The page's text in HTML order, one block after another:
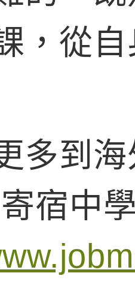
，從
多到
宿中